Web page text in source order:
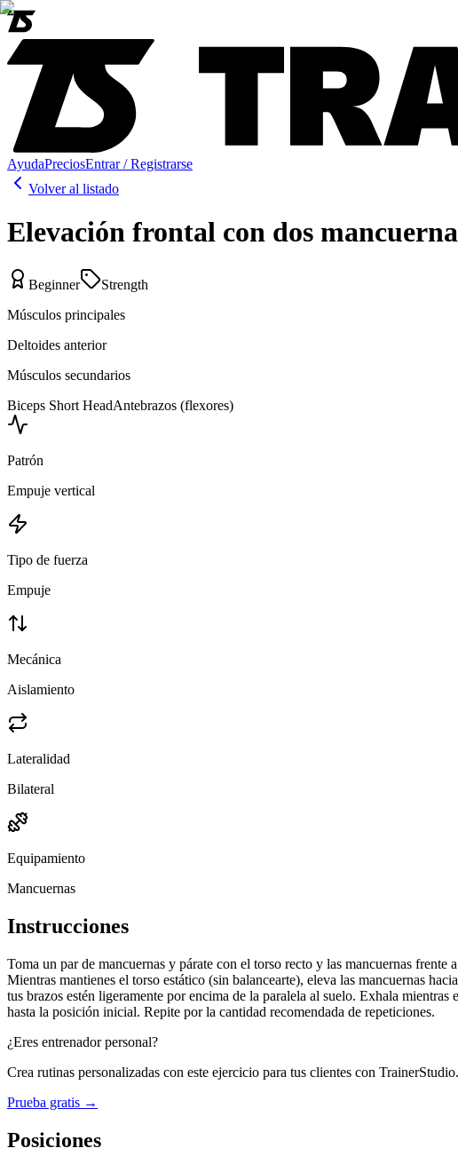
AyudaPreciosEntrar / Registrarse
Volver al listado
Elevación frontal con dos
Beginner
Strength
Músculos principales
Deltoides anterior
Músculos secundarios
Biceps Short HeadAntebrazos (flexores)
Patrón
Empuje vertical
Tipo de fuerza
Empuje
Mecánica
Aislamiento
Lateralidad
Bilateral
Equipamiento
Mancuernas
Instrucciones
Toma un par de mancuernas y párate con el torso recto y las mancuernas
Mientras mantienes el torso estático (sin balancearte), eleva las mancuernas
tus brazos estén ligeramente por encima de la paralela al suelo. Exhala
hasta la posición inicial. Repite por la cantidad recomendada de repeticiones.
¿Eres entrenador personal?
Crea rutinas personalizadas con este ejercicio para tus clientes con
Prueba gratis →
Posiciones